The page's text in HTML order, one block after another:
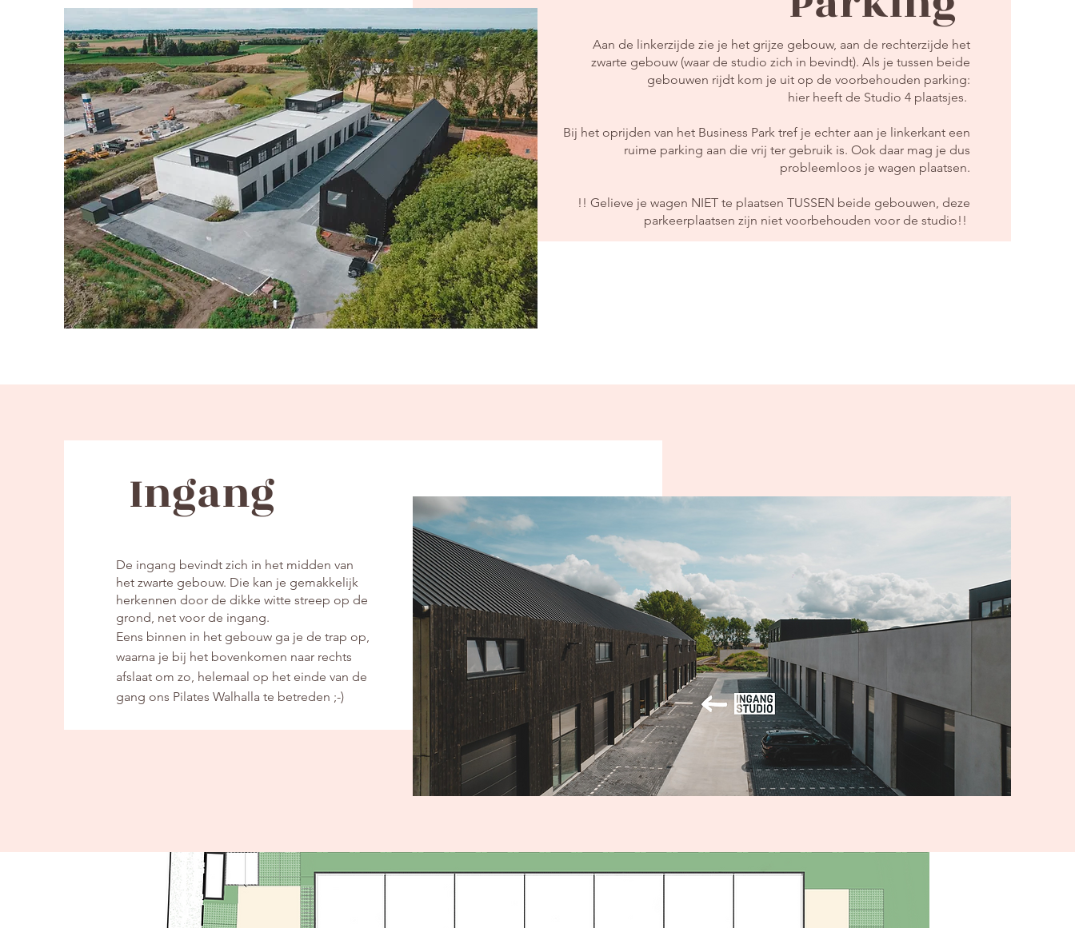
Aan de linkerzijde zie je het grijze gebouw, aan de rechterzijde het
zwarte gebouw (waar de studio zich in bevindt). Als je tussen beide
gebouwen rijdt kom je uit op de voorbehouden parking:
hier heeft de Studio 4 plaatsjes.
Bij het oprijden van het Business Park tref je echter aan je linkerkant een
ruime parking aan die vrij ter gebruik is. Ook daar mag je dus
probleemloos je wagen plaatsen.
!! Gelieve je wagen NIET te plaatsen TUSSEN beide gebouwen, deze
parkeerplaatsen zijn niet voorbehouden voor de studio!!
Ingang
De ingang bevindt zich in het midden van
het zwarte gebouw. Die kan je gemakkelijk
herkennen door de dikke witte streep op de
grond, net voor de ingang.
Eens binnen in het gebouw ga je de trap op,
waarna je bij het bovenkomen naar rechts
afslaat om zo, helemaal op het einde van de
gang ons Pilates Walhalla te betreden ;-)